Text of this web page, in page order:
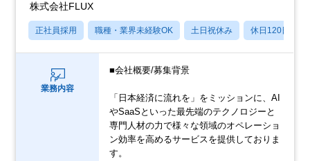
株式会社FLUX
正社員採用 職種・業界未経験OK 土日祝休み 休日120日以上
業務内容
■会社概要/募集背景
「日本経済に流れを」をミッションに、AI
やSaaSといった最先端のテクノロジーと
専門人材の力で様々な領域のオペレーショ
ン効率を高めるサービスを提供しておりま
す。